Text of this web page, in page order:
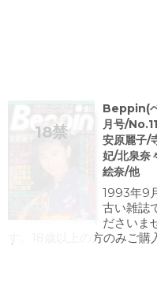
Beppin(
月号/
安原麗子/
妃/北泉奈
絵奈/他
1993年9
古い雑誌
ださいま
す。18歳以上の方のみご購